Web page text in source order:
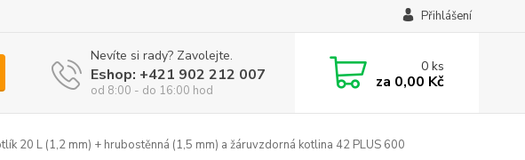
Přihlášení
Nevíte si rady? Zavolejte.
Eshop: +421 902 212 007
od 8:00 - do 16:00 hod
0ks
za 0,00 Kč
20 L (1,2 mm) + hrubostěnná (1,5 mm) a žáruvzdorná kotlina 42 PLUS 600